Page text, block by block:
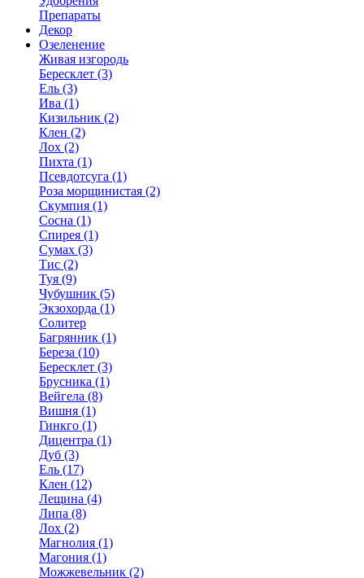
Препараты
Декор
Озеленение
Живая изгородь
Бересклет (3)
Ель (3)
Ива (1)
Кизильник (2)
Клен (2)
Лох (2)
Пихта (1)
Псевдотсуга (1)
Роза морщинистая (2)
Скумпия (1)
Сосна (1)
Спирея (1)
Сумах (3)
Тис (2)
Туя (9)
Чубушник (5)
Экзохорда (1)
Солитер
Багрянник (1)
Береза (10)
Бересклет (3)
Брусника (1)
Вейгела (8)
Вишня (1)
Гинкго (1)
Дицентра (1)
Дуб (3)
Ель (17)
Клен (12)
Лещина (4)
Липа (8)
Лох (2)
Магнолия (1)
Магония (1)
Можжевельник (2)